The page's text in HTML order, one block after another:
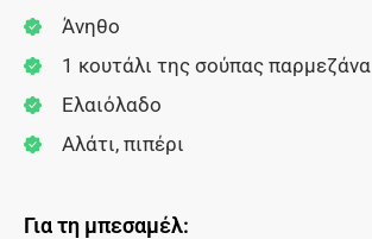
Άνηθο
1 κουτάλι της σούπας παρμεζάνα
Ελαιόλαδο
Αλάτι, πιπέρι
Για τη μπεσαμέλ: